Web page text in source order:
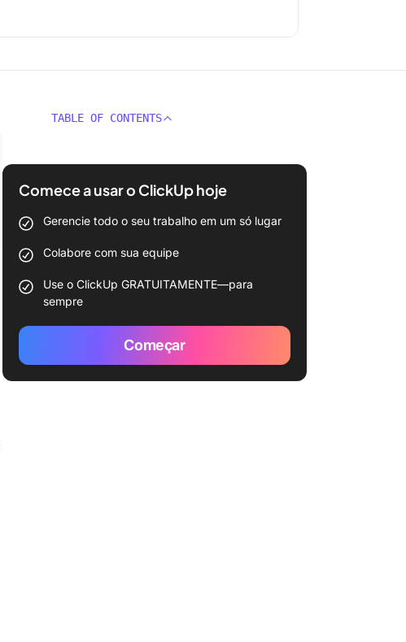
TABLE OF CONTENTS
Comece a usar o ClickUp hoje
Gerencie todo o seu trabalho em um só lugar
Colabore com sua equipe
Use o ClickUp GRATUITAMENTE—para
sempre
Começar